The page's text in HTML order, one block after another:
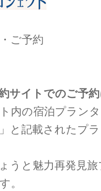
ご予約
サイトでのご予
内の宿泊プラン
と記載されたプ
うと魅力再発見
。